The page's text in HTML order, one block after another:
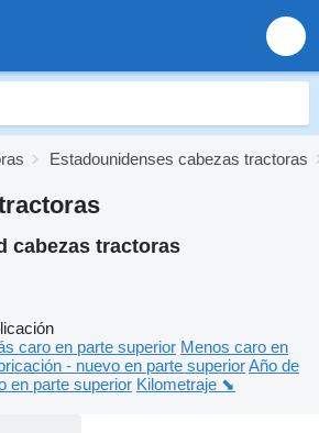
Estadounidenses cabezas tractoras
cabezas tractoras
caro en parte superior Menos caro en
- nuevo en parte superiorAño de
en parte superior Kilometraje ⬊